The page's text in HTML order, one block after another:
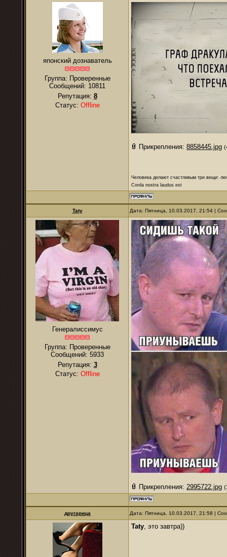
японский дознаватель
Группа: Проверенные
Сообщений: 10811
Репутация: 8
Статус: Offline
Прикрепления: 8858445.jpg
Человека делают счастливым три вещи:
Corda nostra laudus est
Taty Дата: Пятница, 10.03.2017, 21:54 |
Генералиссимус
Группа: Проверенные
Сообщений: 5933
Репутация: 3
Статус: Offline
Прикрепления: 2995722.jpg
другарица Дата: Пятница, 10.03.2017, 21:58 |
Taty, это завтра))